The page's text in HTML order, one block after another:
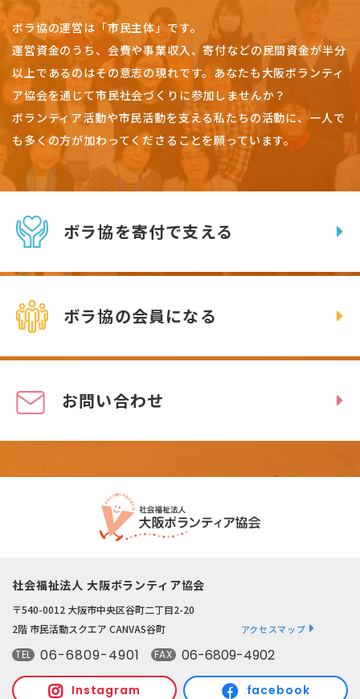
ボラ協の運営は「市民主体」です。
運営資金のうち、会費や事業収入、寄付などの民間資金が半分
以上であるのはその意志の現れです。 あなたも大阪ボランティ
ア協会を通じて市民社会づくりに参加しませんか？
ボランティア活動や市民活動を支える私たちの活動に、一人で
も多くの方が加わってくださることを願っています。
ボラ協を寄付で支える
ボラ協の会員になる
お問い合わせ
社会福祉法人 大阪ボランティア協会
〒540-0012 大阪市中央区谷町二丁目2-20
2階 市民活動スクエア CANVAS谷町
アクセスマップ
TEL 06-6809-4901 FAX 06-6809-4902
Instagram facebook